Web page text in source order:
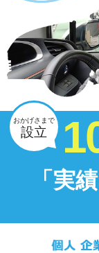
おかげさまで
設立
「実績